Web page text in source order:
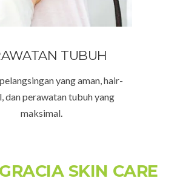
TUBUH
yang aman, hair-
dan perawatan tubuh yang
maksimal.
GRACIA SKIN CARE